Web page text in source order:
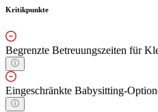
Kritikpunkte
Begrenzte Betreuungszeiten für
Eingeschränkte Babysitting-